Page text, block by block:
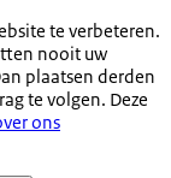
te verbeteren.
nooit uw
plaatsen derden
te volgen. Deze
ons